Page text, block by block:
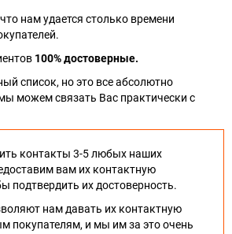
нам удается столько времени
100% достоверные.
список, но это все абсолютно
можем связать Вас практически с
контакты 3-5 любых наших
вам их контактную
подтвердить их достоверность.
нам давать их контактную
покупателям, и мы им за это очень